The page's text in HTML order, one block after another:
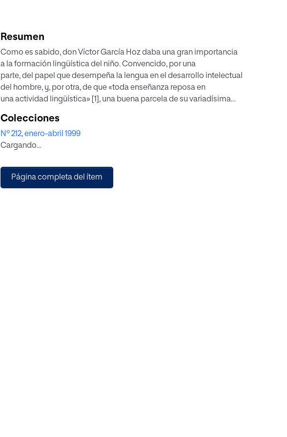
Resumen
Como es sabido, don Víctor García Hoz daba una gran importancia
a la formación lingüística del niño. Convencido, por una
parte, del papel que desempeña la lengua en el desarrollo intelectual
del hombre, y, por otra, de que «toda enseñanza reposa en
una actividad lingüística» [1], una buena parcela de su variadísima
Colecciones
Nº 212, enero-abril 1999
Cargando...
Página completa del ítem